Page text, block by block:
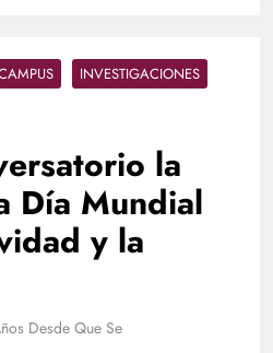
INVESTIGACIONES
la
Día Mundial
y la
Desde Que Se